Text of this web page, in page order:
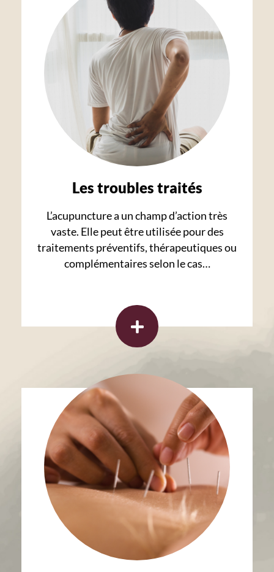
Les troubles traités
L’acupuncture a un champ d’action très
vaste. Elle peut être utilisée pour des
traitements préventifs, thérapeutiques ou
complémentaires selon le cas…